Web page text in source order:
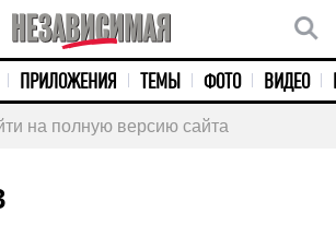
ПРИЛОЖЕНИЯ ТЕМЫ ФОТО ВИДЕО
на полную версию сайта